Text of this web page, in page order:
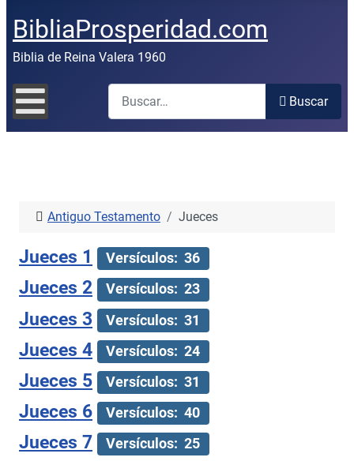
BibliaProsperidad.com
Biblia de Reina Valera 1960
Buscar
Buscar
Antiguo Testamento Jueces
Jueces 1 Versículos: 36
Jueces 2 Versículos: 23
Jueces 3 Versículos: 31
Jueces 4 Versículos: 24
Jueces 5 Versículos: 31
Jueces 6 Versículos: 40
Jueces 7 Versículos: 25